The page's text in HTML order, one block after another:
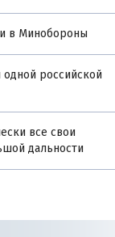
в Минобороны
российской
все свои
дальности